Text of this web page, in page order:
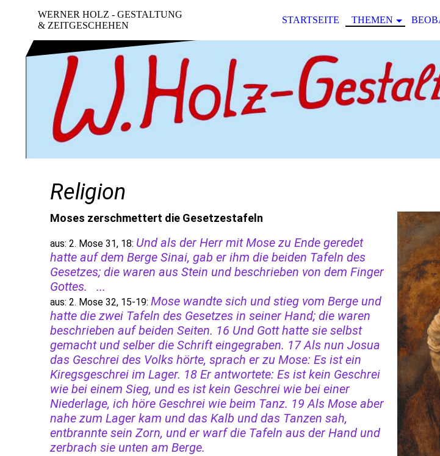
STARTSEITE THEMEN
WERNER HOLZ - GESTALTUNG
& ZEITGESCHEHEN
Religion
Moses zerschmettert die Gesetzestafeln
aus: 2. Mose 31, 18: Und als der Herr mit Mose zu Ende geredet
hatte auf dem Berge Sinai, gab er ihm die beiden Tafeln des
Gesetzes; die waren aus Stein und beschrieben von dem Finger
Gottes. ...
aus: 2. Mose 32, 15-19: Mose wandte sich und stieg vom Berge und
hatte die zwei Tafeln des Gesetzes in seiner Hand; die waren
beschrieben auf beiden Seiten. 16 Und Gott hatte sie selbst
gemacht und selber die Schrift eingegraben. 17 Als nun Josua
das Geschrei des Volks hörte, sprach er zu Mose: Es ist ein
Kiregsgeschrei im Lager. 18 Er antwortete: Es ist kein Geschrei
wie bei einem Sieg, und es ist kein Geschrei wie bei einer
Niederlage, ich höre Geschrei wie beim Tanz. 19 Als Mose aber
nahe zum Lager kam und das Kalb und das Tanzen sah,
entbrannte sein Zorn, und er warf die Tafeln aus der Hand und
zerbrach sie unten am Berge.